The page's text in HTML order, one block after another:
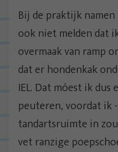
Bij de praktijk
ook niet melden dat
overmaak van ramp
dat er hondenkak
IEL. Dat móest ik dus
peuteren, voordat ik
tandartsruimte in
vet ranzige